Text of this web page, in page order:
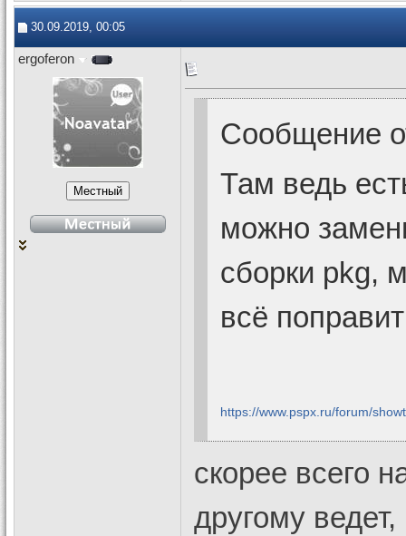
30.09.2019, 00:05
ergoferon
Сообщение
Там ведь
можно
сборки pkg,
всё
https://www.pspx.ru/forum/
скорее всего
другому